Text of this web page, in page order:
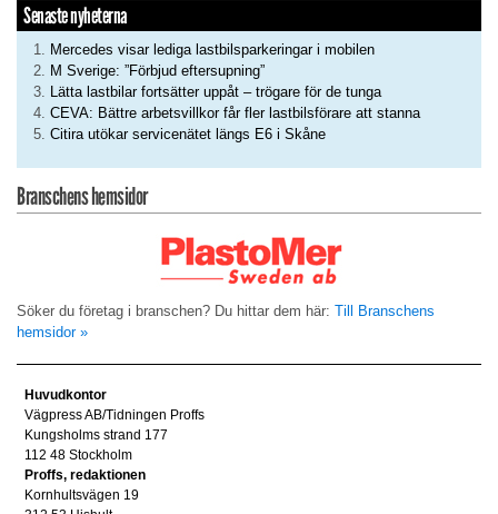
Senaste nyheterna
Mercedes visar lediga lastbilsparkeringar i mobilen
M Sverige: ”Förbjud eftersupning”
Lätta lastbilar fortsätter uppåt – trögare för de tunga
CEVA: Bättre arbetsvillkor får fler lastbilsförare att stanna
Citira utökar servicenätet längs E6 i Skåne
Branschens hemsidor
Söker du företag i branschen? Du hittar dem här: Till Branschens
hemsidor »
Huvudkontor
Vägpress AB/Tidningen Proffs
Kungsholms strand 177
112 48 Stockholm
Proffs, redaktionen
Kornhultsvägen 19